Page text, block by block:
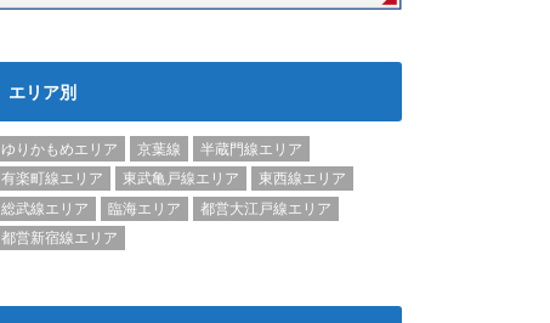
エリア別
ゆりかもめエリア 京葉線
半蔵門線エリア
有楽町線エリア
東武亀戸線エリア
東西線エリア
総武線エリア
臨海エリア
都営大江戸線エリア
都営新宿線エリア